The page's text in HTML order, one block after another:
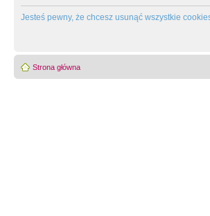
Jesteś pewny, że chcesz usunąć wszystkie
Strona główna